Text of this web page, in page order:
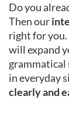
Do you
Then our
right for you.
will expand
grammatical
in everyday
clearly and